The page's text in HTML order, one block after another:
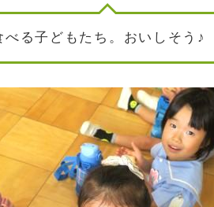
べる子どもたち。おいしそう♪